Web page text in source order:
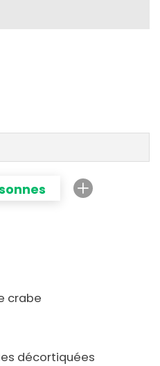
crabe
décortiquées